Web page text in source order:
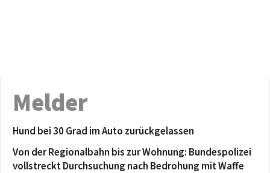
Melder
Hund bei 30 Grad im Auto zurückgelassen
Von der Regionalbahn bis zur Wohnung: Bundespolizei
vollstreckt Durchsuchung nach Bedrohung mit Waffe